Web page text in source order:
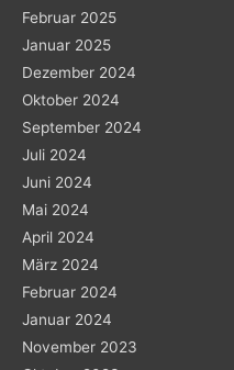
Februar 2025
Januar 2025
Dezember 2024
Oktober 2024
September 2024
Juli 2024
Juni 2024
Mai 2024
April 2024
März 2024
Februar 2024
Januar 2024
November 2023